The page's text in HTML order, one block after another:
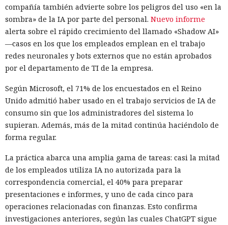
compañía también advierte sobre los peligros del uso «en la
sombra» de la IA por parte del personal. Nuevo informe
alerta sobre el rápido crecimiento del llamado «Shadow AI»
—casos en los que los empleados emplean en el trabajo
redes neuronales y bots externos que no están aprobados
por el departamento de TI de la empresa.
Según Microsoft, el 71% de los encuestados en el Reino
Unido admitió haber usado en el trabajo servicios de IA de
consumo sin que los administradores del sistema lo
supieran. Además, más de la mitad continúa haciéndolo de
forma regular.
La práctica abarca una amplia gama de tareas: casi la mitad
de los empleados utiliza IA no autorizada para la
correspondencia comercial, el 40% para preparar
presentaciones e informes, y uno de cada cinco para
operaciones relacionadas con finanzas. Esto confirma
investigaciones anteriores, según las cuales ChatGPT sigue